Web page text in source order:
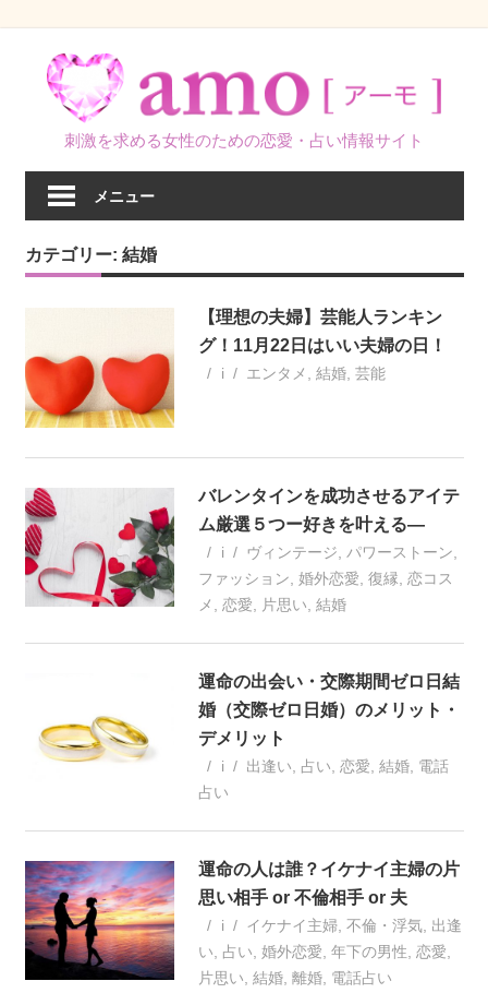
刺激を求める女性のための恋愛・占い情報サイト
メニュー
カテゴリー: 結婚
【理想の夫婦】芸能人ランキン
グ！11月22日はいい夫婦の日！
i エンタメ ,結婚 ,芸能
バレンタインを成功させるアイテ
ム厳選５つー好きを叶える―
i ヴィンテージ,パワーストーン,
ファッション,婚外恋愛,復縁,恋コス
メ ,恋愛, 片思い,結婚
運命の出会い・交際期間ゼロ日結
婚（交際ゼロ日婚）のメリット・
デメリット
i 出逢い, 占い,恋愛,結婚, 電話
占い
運命の人は誰？イケナイ主婦の片
思い相手 or 不倫相手 or 夫
i イケナイ主婦,不倫・浮気, 出逢
い, 占い,婚外恋愛,年下の男性,恋愛,
片思い,結婚,離婚, 電話占い